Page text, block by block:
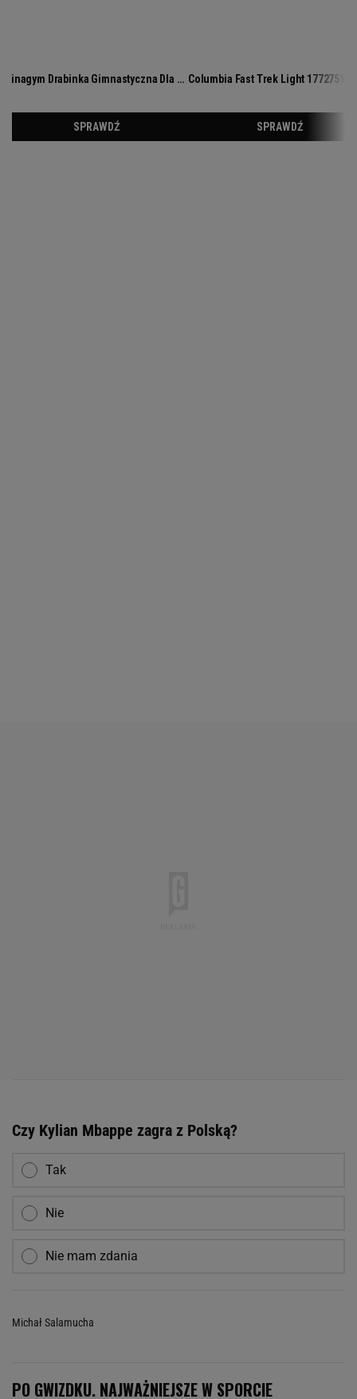
Czy Kylian Mbappe zagra z Polską?
Tak
Nie
Nie mam zdania
Michał Salamucha